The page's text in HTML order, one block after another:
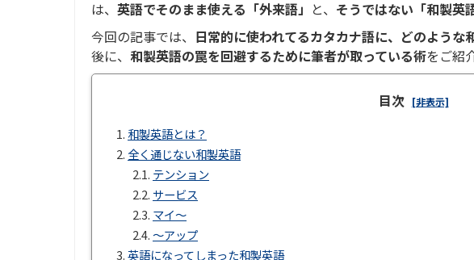
は、 英語でそのまま使える「外来語」 と、 そうではない「和製英
今回の記事では、 日常的に使われてるカタカナ語に、どのような
後に、 和製英語の罠を回避するために筆者が取っている術をご紹
目次 [非表示]
1. 和製英語とは？
2. 全く通じない和製英語
2.1. テンション
2.2. サービス
2.3. マイ～
2.4.～アップ
3.英語になってしまった和製英語